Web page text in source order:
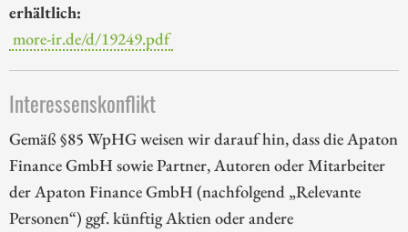
erhältlich:
more-ir.de/d/19249.pdf
Interessenskonflikt
Gemäß §85 WpHG weisen wir darauf hin, dass die Apaton
Finance GmbH sowie Partner, Autoren oder Mitarbeiter
der Apaton Finance GmbH (nachfolgend „Relevante
Personen“) ggf. künftig Aktien oder andere